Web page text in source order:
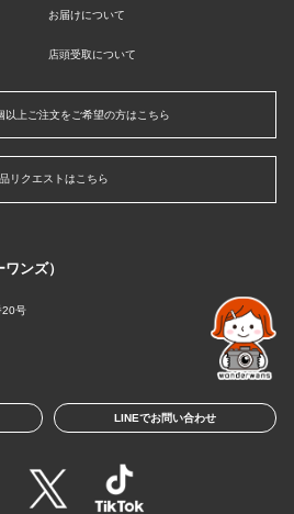
お届けについて
店頭受取について
以上ご注文をご希望の方はこちら
リクエストはこちら
ンズ）
20号
LINEでお問い合わせ